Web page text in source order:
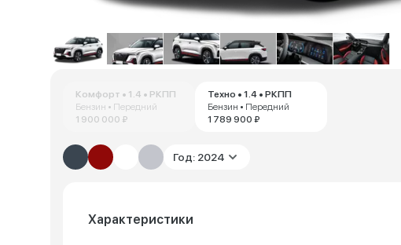
Комфорт • 1.4 • РКПП
Бензин • Передний
1 900 000 ₽
Техно • 1.4 • РКПП
Бензин • Передний
1 789 900 ₽
Год: 2024
Характеристики